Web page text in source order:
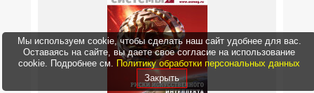
Мы используем cookie, чтобы сделать наш сайт удобнее для вас.
Оставаясь на сайте, вы даете свое согласие на использование
cookie. Подробнее см. Политику обработки персональных данных
Закрыть